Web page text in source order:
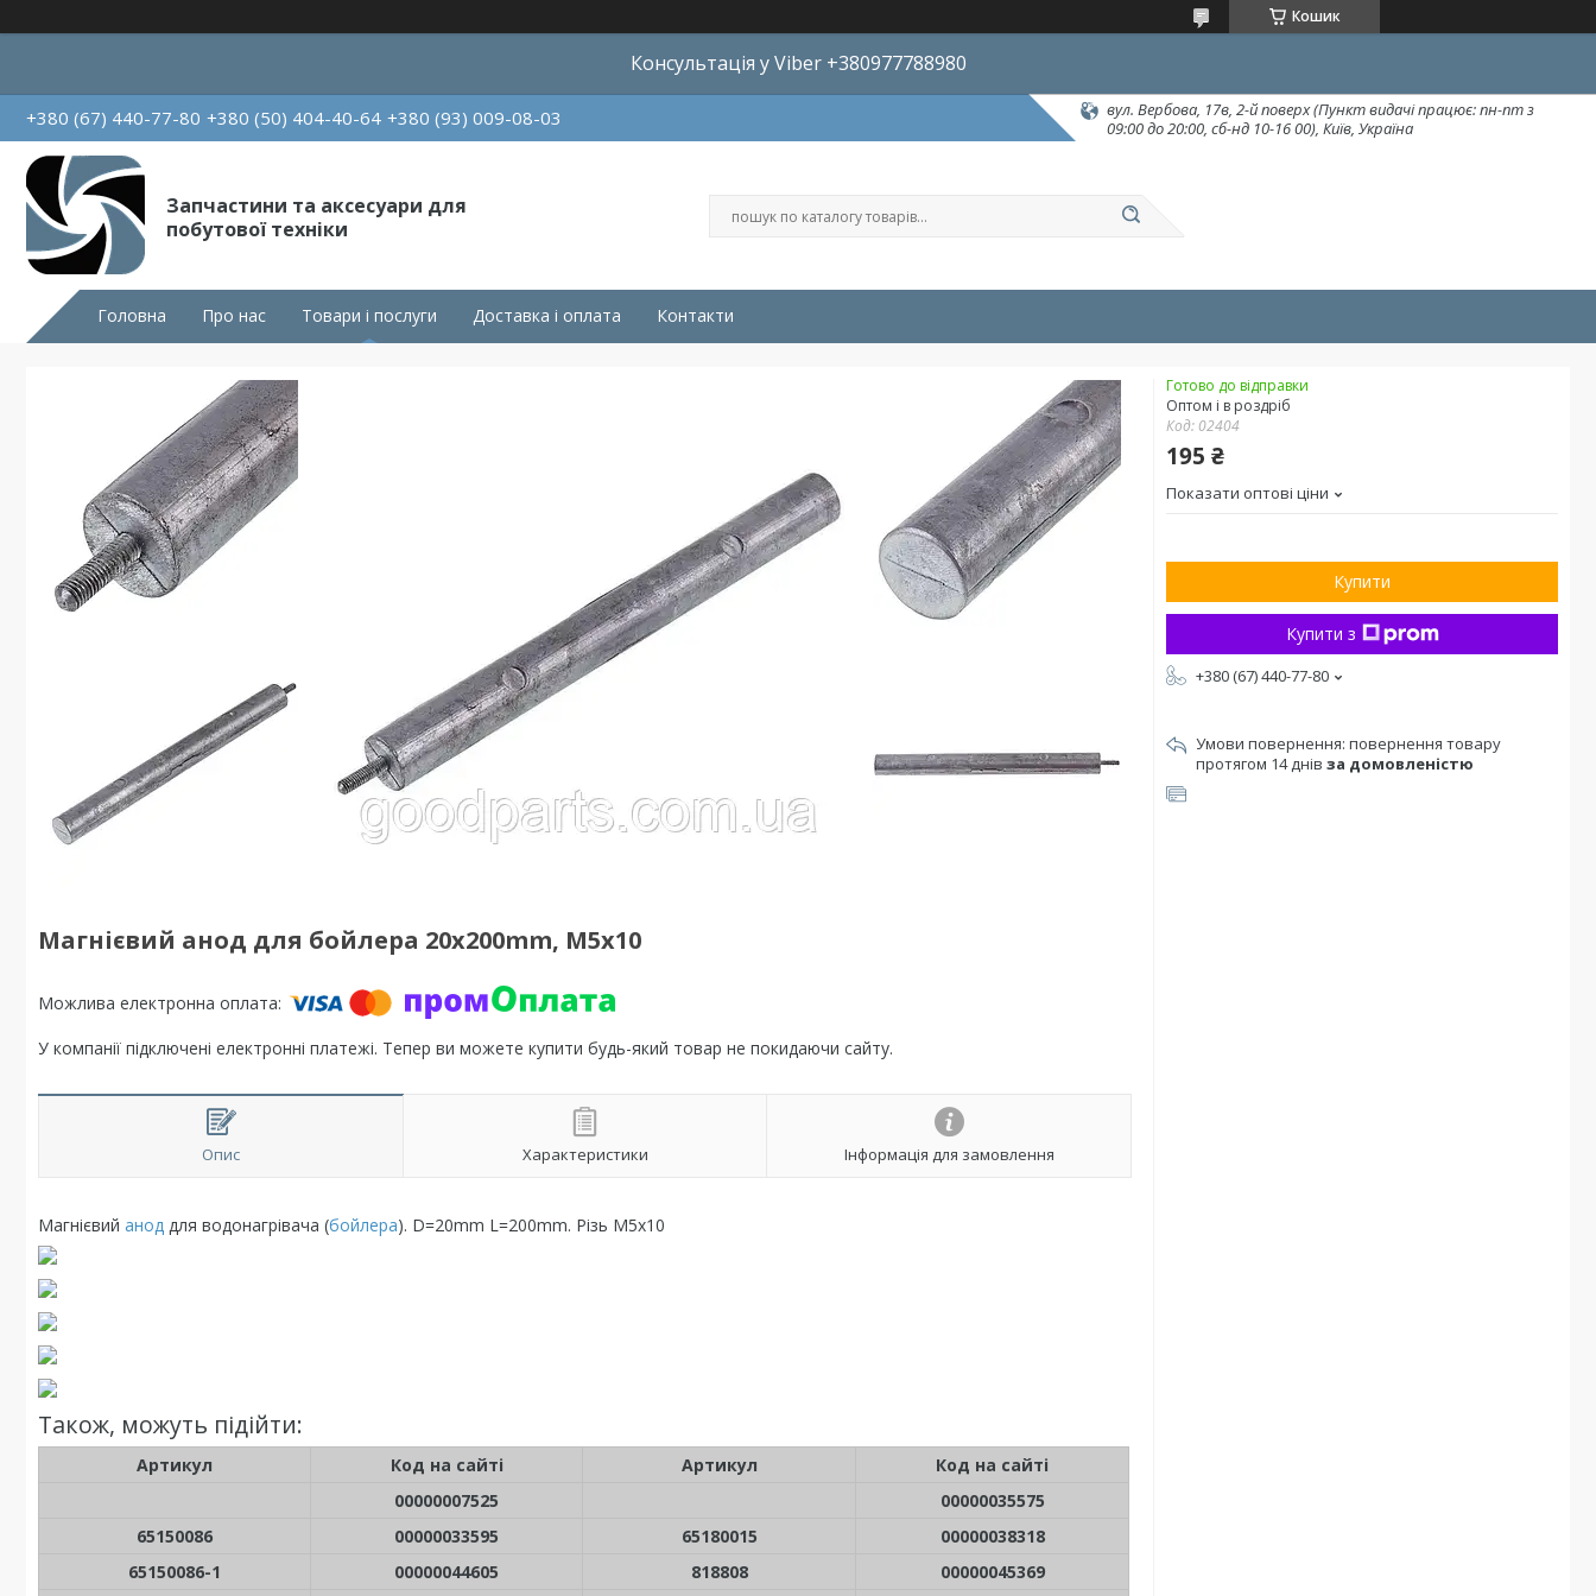
Кошик
Консультація у Viber +380977788980
+380 (67) 440-77-80 +380 (50) 404-40-64 +380 (93) 009-08-03
вул. Вербова, 17в, 2-й поверх (Пункт видачі працює: пн-пт з
09:00 до 20:00, сб-нд 10-16 00), Київ, Україна
Запчастини та аксесуари для
побутової техніки
Головна Про нас Товари і послуги Доставка і оплата Контакти
Магнієвий анод для бойлера 20х200mm, М5х10
У компанії підключені електронні платежі. Тепер ви можете купити будь-який товар не покидаючи сайту.
Опис Характеристики Інформація для замовлення
Магнієвий анод для водонагрівача (бойлера). D=20mm L=200mm. Різь М5х10
Також, можуть підійти:
Артикул Код на сайті Артикул
Код на сайті
00000007525
00000035575
65150086
00000033595 65180015
00000038318
65150086-1
00000044605 818808
00000045369
Готово до відправки
Оптом і в роздріб
Код: 02404
195 ₴
Показати оптові ціни
Купити
Купити з
+380 (67) 440-77-80
повернення товару
протягом 14 днів за домовленістю